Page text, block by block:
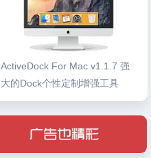
ActiveDock For Mac v1.1.7 强
大的Dock个性定制增强工具